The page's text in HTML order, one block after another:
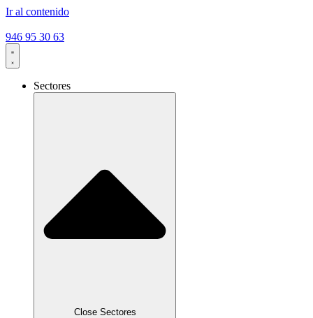
Ir al contenido
946 95 30 63
Sectores
Close Sectores